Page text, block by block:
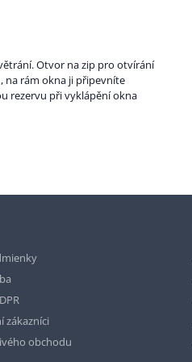
Otvor na zip pro otvírání
na rám okna ji připevníte
rezervu při vyklápění okna
zákazníci
obchodu